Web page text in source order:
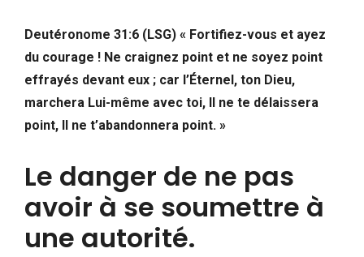
Deutéronome 31:6 (LSG) « Fortifiez-vous et ayez
du courage ! Ne craignez point et ne soyez point
effrayés devant eux ; car l’Éternel, ton Dieu,
marchera Lui-même avec toi, Il ne te délaissera
point, Il ne t’abandonnera point. »
Le danger de ne pas
avoir à se soumettre à
une autorité.